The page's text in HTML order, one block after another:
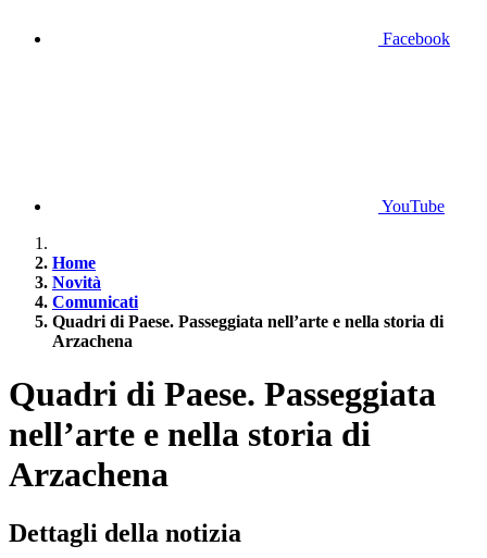
Facebook
YouTube
Home
Novità
Comunicati
Quadri di Paese. Passeggiata nell’arte e nella storia di
Arzachena
Quadri di Paese. Passeggiata
nell’arte e nella storia di
Arzachena
Dettagli della notizia